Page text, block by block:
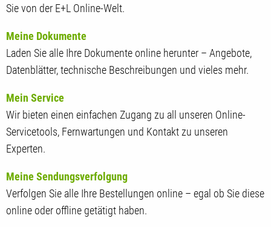
Sie von der E+L Online-Welt.
Meine Dokumente
Laden Sie alle Ihre Dokumente online herunter – Angebote,
Datenblätter, technische Beschreibungen und vieles mehr.
Mein Service
Wir bieten einen einfachen Zugang zu all unseren Online-
Servicetools, Fernwartungen und Kontakt zu unseren
Experten.
Meine Sendungsverfolgung
Verfolgen Sie alle Ihre Bestellungen online – egal ob Sie diese
online oder offline getätigt haben.